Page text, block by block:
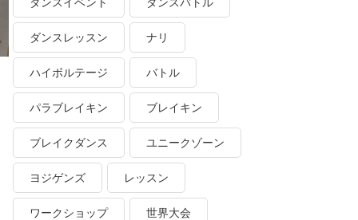
ダンスレッスン ナリ
ハイボルテージ バトル
パラブレイキン ブレイキン
ブレイクダンス ユニークゾーン
ヨジゲンズ レッスン
ワークショップ 世界大会